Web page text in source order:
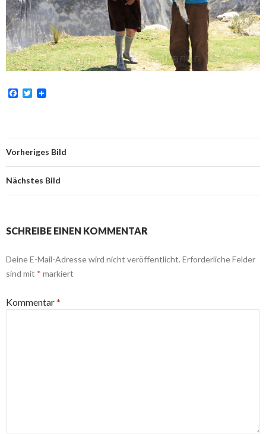
F
o
o
T
e
r
Vorheriges Bild
Nächstes Bild
SCHREIBE EINEN KOMMENTAR
Deine E-Mail-Adresse wird nicht veröffentlicht. Erforderliche Felder
sind mit * markiert
Kommentar*